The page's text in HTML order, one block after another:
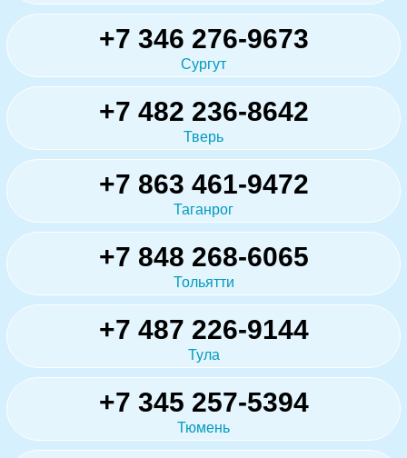
+7 346 276-9673
Сургут
+7 482 236-8642
Тверь
+7 863 461-9472
Таганрог
+7 848 268-6065
Тольятти
+7 487 226-9144
Тула
+7 345 257-5394
Тюмень